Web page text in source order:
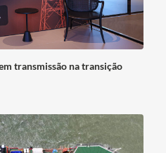
transmissão na transição